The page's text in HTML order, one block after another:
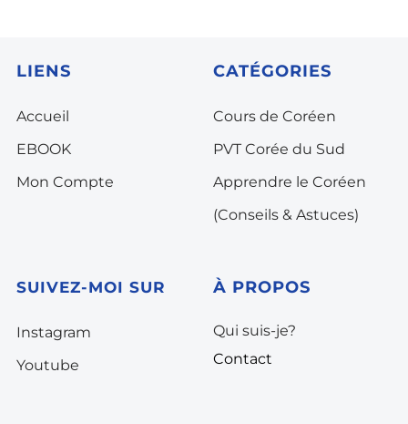
LIENS
Accueil
EBOOK
Mon Compte
CATÉGORIES
Cours de Coréen
PVT Corée du Sud
Apprendre le Coréen
(Conseils & Astuces)
SUIVEZ-MOI SUR
Instagram
Youtube
À PROPOS
Qui suis-je?
Contact